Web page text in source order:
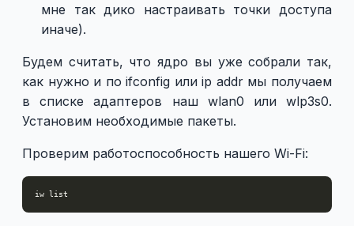
мне так дико настраивать точки доступа
иначе).
Будем считать, что ядро вы уже собрали так,
как нужно и по ifconfig или ip addr мы получаем
в списке адаптеров наш wlan0 или wlp3s0.
Установим необходимые пакеты.
Проверим работоспособность нашего Wi-Fi: